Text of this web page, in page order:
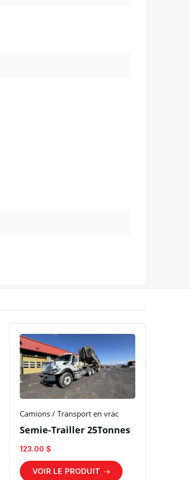
Camions / Transport en vrac
Semie-Trailler 25Tonnes
123.00 $
VOIR LE PRODUIT